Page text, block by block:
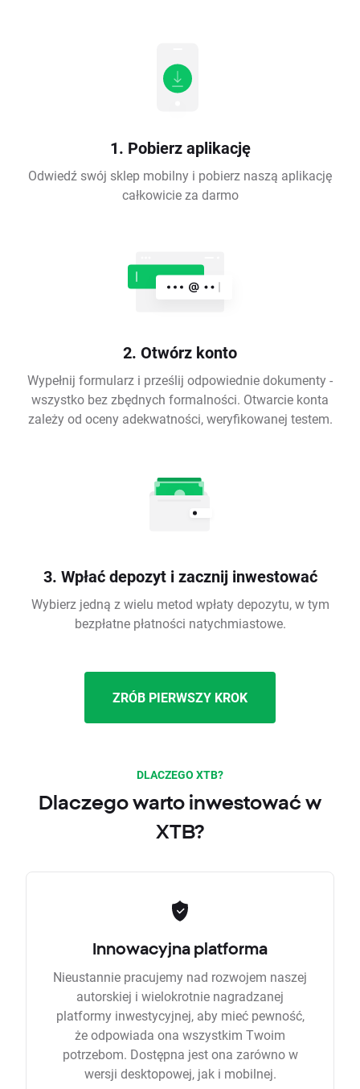
1. Pobierz aplikację
Odwiedź swój sklep mobilny i pobierz naszą aplikację
całkowicie za darmo
2. Otwórz konto
Wypełnij formularz i prześlij odpowiednie dokumenty -
wszystko bez zbędnych formalności. Otwarcie konta
zależy od oceny adekwatności, weryfikowanej testem.
3. Wpłać depozyt i zacznij inwestować
Wybierz jedną z wielu metod wpłaty depozytu, w tym
bezpłatne płatności natychmiastowe.
ZRÓB PIERWSZY KROK
DLACZEGO XTB?
Dlaczego warto inwestować w
XTB?
Innowacyjna platforma
Nieustannie pracujemy nad rozwojem naszej
autorskiej i wielokrotnie nagradzanej
platformy inwestycyjnej, aby mieć pewność,
że odpowiada ona wszystkim Twoim
potrzebom. Dostępna jest ona zarówno w
wersji desktopowej, jak i mobilnej.